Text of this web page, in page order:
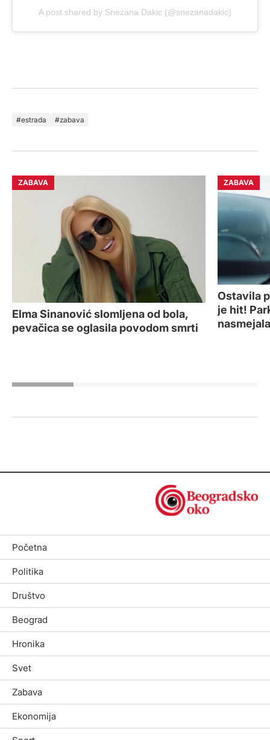
A post shared by Snezana Dakic (@snezanadakic)
estrada zabava
ZABAVA
Elma Sinanović slomljena od bola,
pevačica se oglasila povodom smrti
ZABAVA
Ostavila
je hit!
nasmejala
Početna
Politika
Društvo
Beograd
Hronika
Svet
Zabava
Ekonomija